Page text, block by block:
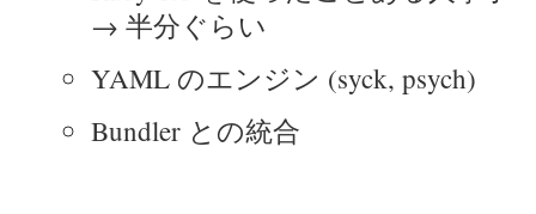
→ 半分ぐらい
YAML のエンジン (syck, psych)
Bundler との統合